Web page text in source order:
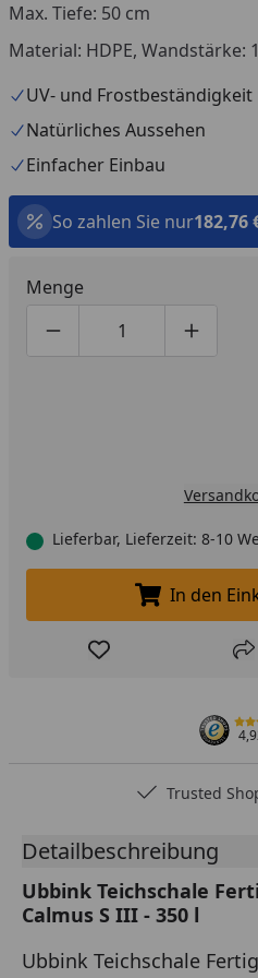
Max. Tiefe: 50 cm
Material: HDPE, Wandstärke:
UV- und Frostbeständigkeit
Natürliches Aussehen
Einfacher Einbau
So zahlen Sie nur182,76
Menge
Produktmenge um eins
Produktmenge
Lieferbar, Lieferzeit: 8-10
In den
Produkt zur
Trusted
Detailbeschreibung
Ubbink Teichschale
Calmus S III - 350 l
Ubbink Teichschale